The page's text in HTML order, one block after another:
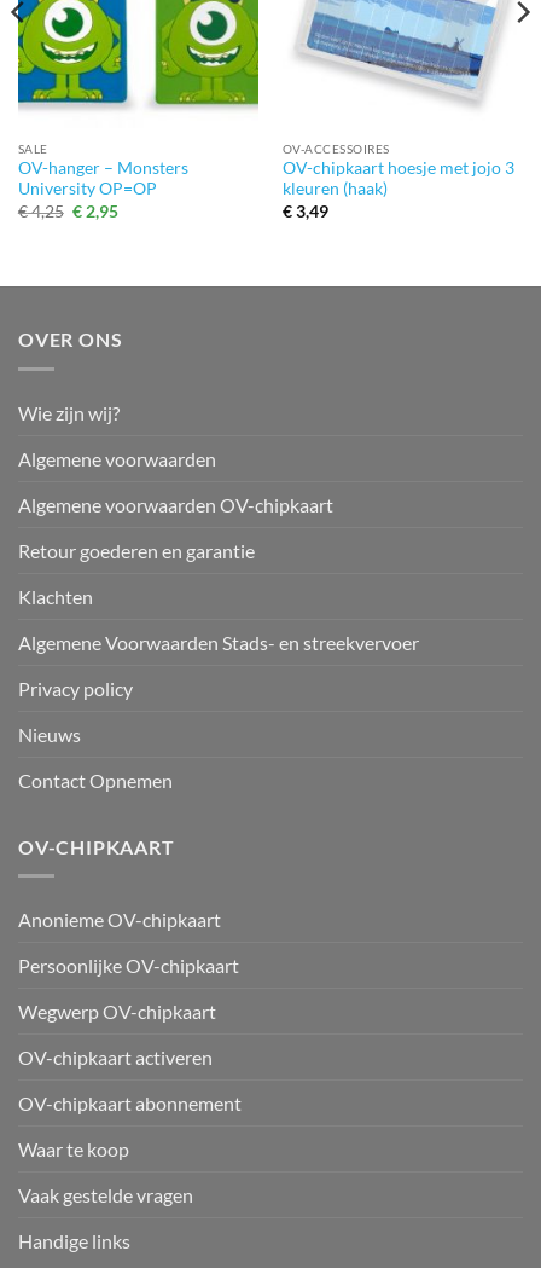
SALE
OV-hanger – Monsters
University OP=OP
€4,25 Oorspronkelijke
prijs
€2,95Huidige
OV-ACCESSOIRES
OV-chipkaart hoesje met jojo 3
kleuren (haak)
€3,49
OVER ONS
Wie zijn wij?
Algemene voorwaarden
Algemene voorwaarden OV-chipkaart
Retour goederen en garantie
Klachten
Algemene Voorwaarden Stads- en streekvervoer
Privacy policy
Nieuws
Contact Opnemen
OV-CHIPKAART
Anonieme OV-chipkaart
Persoonlijke OV-chipkaart
Wegwerp OV-chipkaart
OV-chipkaart activeren
OV-chipkaart abonnement
Waar te koop
Vaak gestelde vragen
Handige links